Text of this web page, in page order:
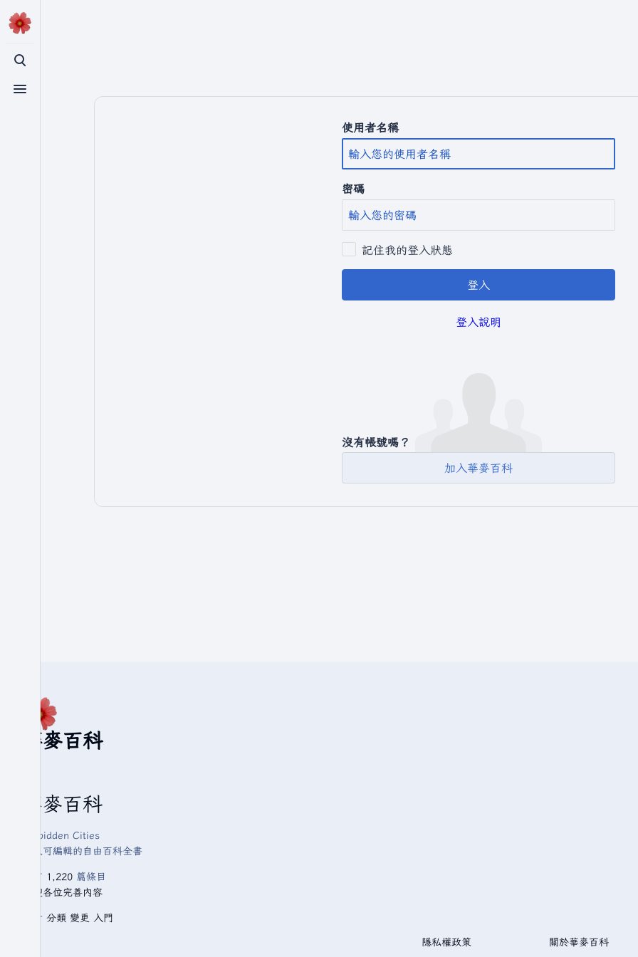
切換搜尋
切換選單
登入
使用者名稱
密碼
記住我的登入狀態
登入
登入說明
沒有帳號嗎？
加入華麥百科
華麥百科
華麥百科
Forbidden Cities
人人可編輯的自由百科全書
已有 1,220 篇條目
歡迎各位完善內容
查看 分類 變更 入門
隱私權政策 關於華麥百科